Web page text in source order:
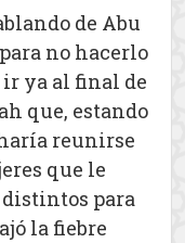
de Abu
no hacerlo
ir ya al final de
que, estando
reunirse
que le
distintos para
la fiebre